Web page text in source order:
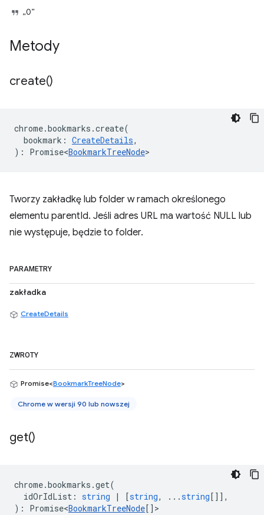
„0”
Metody
create()
chrome.bookmarks .create(
bookmark : CreateDetails,
) : Promise<BookmarkTreeNode>
Tworzy zakładkę lub folder w ramach określonego
elementu parentId. Jeśli adres URL ma wartość NULL lub
nie występuje, będzie to folder.
PARAMETRY
zakładka
CreateDetails
ZWROTY
Promise<BookmarkTreeNode>
Chrome w wersji 90 lub nowszej
get()
chrome.bookmarks .get(
idOrIdList : string | [string, ...string []],
) : Promise<BookmarkTreeNode [] >